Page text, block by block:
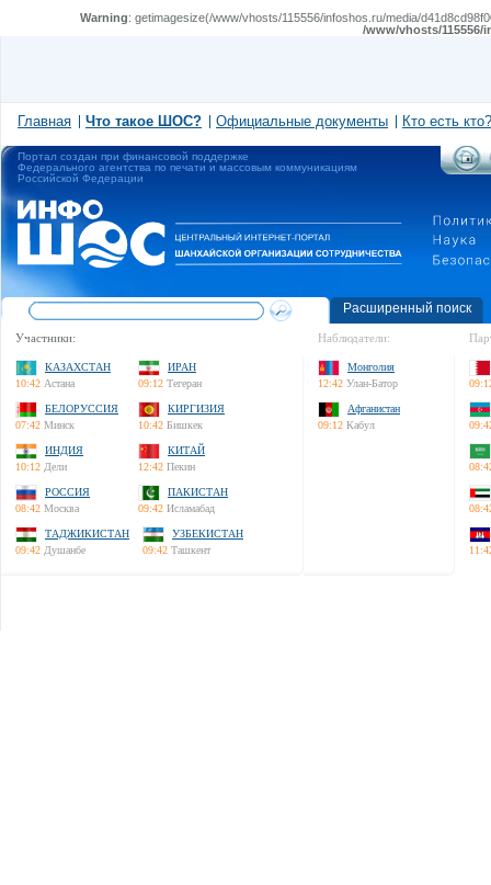
Warning: getimagesize(/www/vhosts/115556/infoshos.ru/media/
/www/vhosts/
Главная Что такое ШОС? Официальные документы Кто есть кто?
Портал создан при финансовой поддержке
Федерального агентства по печати и массовым коммуникациям
Российской Федерации
Расширенный поиск
Участники:
КАЗАХСТАН
10:42 Астана
ИРАН
09:12 Тегеран
БЕЛОРУССИЯ
07:42 Минск
КИРГИЗИЯ
10:42 Бишкек
ИНДИЯ
10:12 Дели
КИТАЙ
12:42 Пекин
РОССИЯ
08:42 Москва
ПАКИСТАН
09:42 Исламабад
ТАДЖИКИСТАН
09:42 Душанбе
УЗБЕКИСТАН
09:42 Ташкент
Наблюдатели:
Монголия
12:42 Улан-Батор
Афганистан
09:12 Кабул